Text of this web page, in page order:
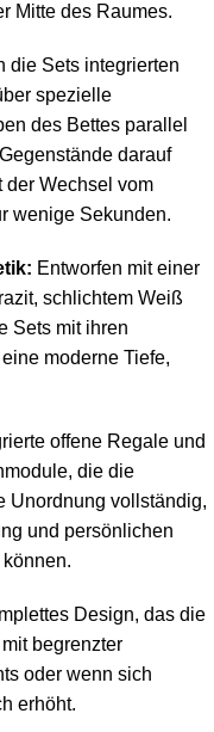
Mitte des Raumes.
die Sets integrierten
spezielle
des Bettes parallel
darauf
der Wechsel vom
wenige Sekunden.
Entworfen mit einer
schlichtem Weiß
Sets mit ihren
moderne Tiefe,
offene Regale und
die die
Unordnung vollständig,
und persönlichen
Design, das die
begrenzter
oder wenn sich
erhöht.